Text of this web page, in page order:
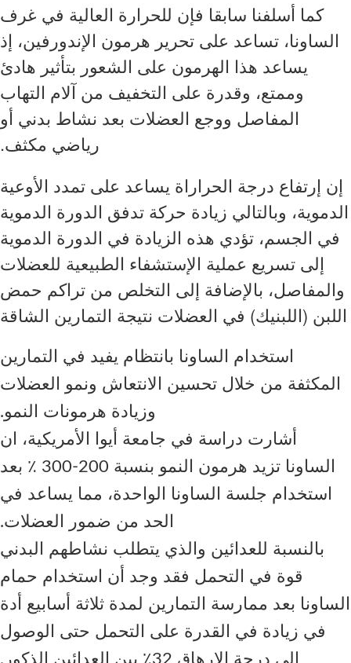
كما أسلفنا سابقا فإن للحرارة العالية في غرف
الساونا، تساعد على تحرير هرمون الإندورفين، إذ
يساعد هذا الهرمون على الشعور بتأثير هادئ
وممتع، وقدرة على التخفيف من آلام التهاب
المفاصل ووجع العضلات بعد نشاط بدني أو
رياضي مكثف.
إن إرتفاع درجة الحراراة يساعد على تمدد الأوعية
الدموية، وبالتالي زيادة حركة تدفق الدورة الدموية
في الجسم، تؤدي هذه الزيادة في الدورة الدموية
إلى تسريع عملية الإستشفاء الطبيعية للعضلات
والمفاصل، بالإضافة إلى التخلص من تراكم حمض
اللبن (اللبنيك) في العضلات نتيجة التمارين الشاقة
استخدام الساونا بانتظام يفيد في التمارين
المكثفة من خلال تحسين الانتعاش ونمو العضلات
وزيادة هرمونات النمو.
أشارت دراسة في جامعة أيوا الأمريكية، ان
الساونا تزيد هرمون النمو بنسبة 200-300 ٪ بعد
استخدام جلسة الساونا الواحدة، مما يساعد في
الحد من ضمور العضلات.
بالنسبة للعدائين والذي يتطلب نشاطهم البدني
قوة في التحمل فقد وجد أن استخدام حمام
الساونا بعد ممارسة التمارين لمدة ثلاثة أسابيع أدة
في زيادة في القدرة على التحمل حتى الوصول
إلى درجة الإرهاق 32٪ بين العدائين الذكور.